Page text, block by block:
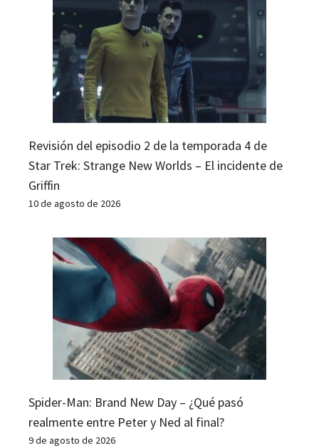
Revisión del episodio 2 de la temporada 4 de
Star Trek: Strange New Worlds – El incidente de
Griffin
10 de agosto de 2026
Spider-Man: Brand New Day – ¿Qué pasó
realmente entre Peter y Ned al final?
9 de agosto de 2026